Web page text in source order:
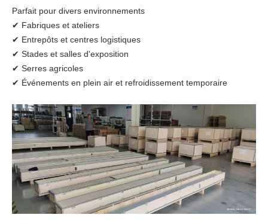
Parfait pour divers environnements
✔ Fabriques et ateliers
✔ Entrepôts et centres logistiques
✔ Stades et salles d'exposition
✔ Serres agricoles
✔ Événements en plein air et refroidissement temporaire